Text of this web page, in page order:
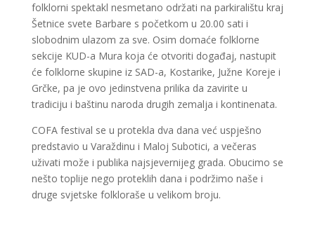
folklorni spektakl nesmetano održati na parkiralištu kraj
Šetnice svete Barbare s početkom u 20.00 sati i
slobodnim ulazom za sve. Osim domaće folklorne
sekcije KUD-a Mura koja će otvoriti događaj, nastupit
će folklorne skupine iz SAD-a, Kostarike, Južne Koreje i
Grčke, pa je ovo jedinstvena prilika da zavirite u
tradiciju i baštinu naroda drugih zemalja i kontinenata.
COFA festival se u protekla dva dana već uspješno
predstavio u Varaždinu i Maloj Subotici, a večeras
uživati može i publika najsjevernijeg grada. Obucimo se
nešto toplije nego proteklih dana i podržimo naše i
druge svjetske folkloraše u velikom broju.